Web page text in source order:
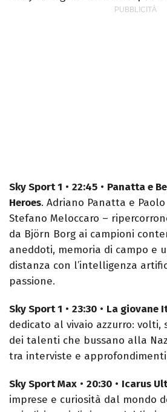
Sky Sport 1 • 22:45 • Panatta e
Heroes. Adriano Panatta e
Stefano Meloccaro –
da Björn Borg ai campioni
aneddoti, memoria di campo e
distanza con l’intelligenza
passione.
Sky Sport 1 • 23:30 • La giovane
dedicato al vivaio azzurro:
dei talenti che bussano alla
tra interviste e
Sky Sport Max • 20:30 • Icarus
imprese e curiosità dal mondo